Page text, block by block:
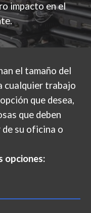
impacto en el
el tamaño del
cualquier trabajo
que desea,
que deben
su oficina o
opciones: